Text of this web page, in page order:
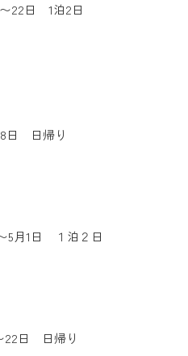
22日 1泊2日
日 日帰り
5月1日 １泊２日
22日 日帰り